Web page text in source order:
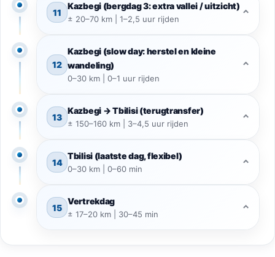
11
Kazbegi (bergdag 3: extra vallei / uitzicht)
± 20–70 km | 1–2,5 uur rijden
⌃
12
Kazbegi (slow day: herstel en kleine
wandeling)
0–30 km | 0–1 uur rijden
⌃
13
Kazbegi → Tbilisi (terugtransfer)
± 150–160 km | 3–4,5 uur rijden
⌃
14
Tbilisi (laatste dag, flexibel)
0–30 km | 0–60 min
⌃
15
Vertrekdag
± 17–20 km | 30–45 min
⌃